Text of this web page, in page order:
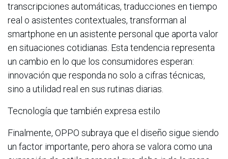
transcripciones automáticas, traducciones en tiempo
real o asistentes contextuales, transforman al
smartphone en un asistente personal que aporta valor
en situaciones cotidianas. Esta tendencia representa
un cambio en lo que los consumidores esperan:
innovación que responda no solo a cifras técnicas,
sino a utilidad real en sus rutinas diarias.
Tecnología que también expresa estilo
Finalmente, OPPO subraya que el diseño sigue siendo
un factor importante, pero ahora se valora como una